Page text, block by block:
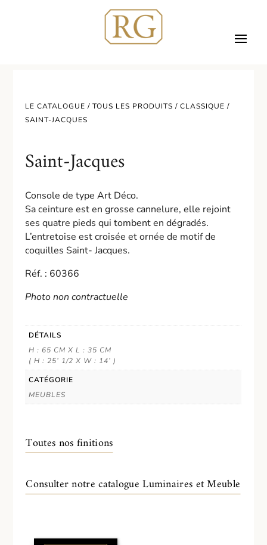
LE CATALOGUE /TOUS LES PRODUITS /CLASSIQUE /
SAINT-JACQUES
Saint-Jacques
Console de type Art Déco.
Sa ceinture est en grosse cannelure, elle rejoint
ses quatre pieds qui tombent en dégradés.
L’entretoise est croisée et ornée de motif de
coquilles Saint- Jacques.
Réf. : 60366
Photo non contractuelle
DÉTAILS
H : 65 CM X L : 35 CM
( H : 25’ 1/2 X W : 14’ )
CATÉGORIE
MEUBLES
Toutes nos finitions
Consulter notre catalogue Luminaires et Meuble